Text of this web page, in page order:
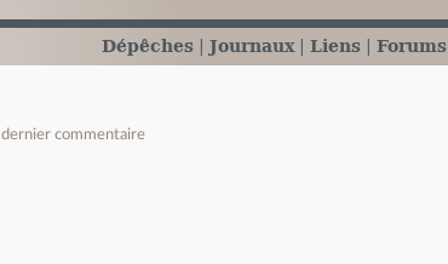
Dépêches Journaux Liens Forums
dernier commentaire